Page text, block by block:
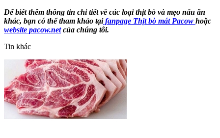
Để biết thêm thông tin chi tiết về các loại thịt bò và mẹo nấu ăn
khác, bạn có thể tham khảo tạifanpage Thịt bò mát Pacow hoặc
website pacow.netcủa chúng tôi.
Tin khác